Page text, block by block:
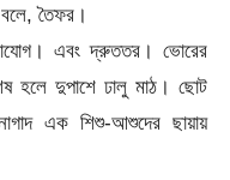
বলে, তৈফর।
এবং দ্রুততর। ভোরের
হলে দুপাশে ঢালু মাঠ। ছোট
এক শিশু-আশুদের ছায়ায়